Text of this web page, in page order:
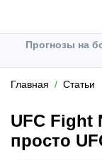
Прогнозы на
Главная Статьи
UFC Fight
просто